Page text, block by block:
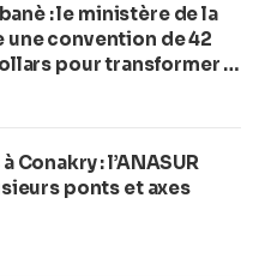
: le ministère de la
une convention de 42
pour transformer la
balnéaire
Conakry : l’ANASUR
ponts et axes